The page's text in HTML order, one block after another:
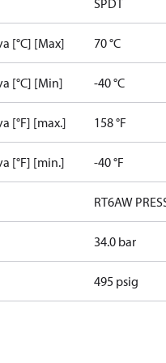
SPDT
[°C] [Max] 70 °C
[°C] [Min] -40 °C
[°F] [max.] 158 °F
[°F] [min.] -40 °F
RT6AW
34.0 bar
495 psig